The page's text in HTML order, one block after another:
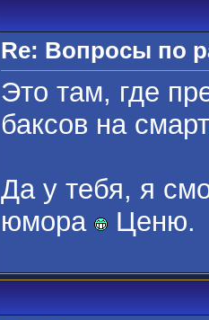
Re: Вопросы по
Это там, где
баксов на
Да у тебя, я
юмора
Ценю.